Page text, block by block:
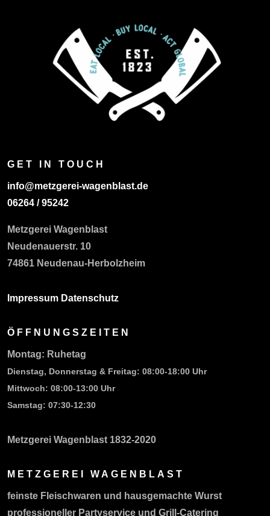
GET IN TOUCH
info@metzgerei-wagenblast.de
06264 / 95242
Metzgerei Wagenblast
Neudenauerstr. 10
74861 Neudenau-Herbolzheim
Impressum Datenschutz
ÖFFNUNGSZEITEN
Montag: Ruhetag
Dienstag, Donnerstag & Freitag: 08:00-18:00 Uhr
Mittwoch: 08:00-13:00 Uhr
Samstag: 07:30-12:30
Metzgerei Wagenblast 1832-2020
METZGEREI WAGENBLAST
feinste Fleischwaren und hausgemachte Wurst
professioneller Partyservice und Grill-Catering